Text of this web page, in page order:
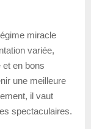
miracle
variée,
et en bons
une meilleure
il vaut
spectaculaires.